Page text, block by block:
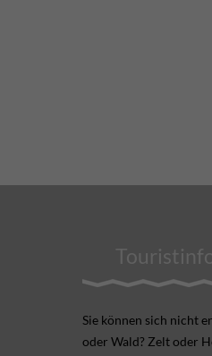
Sie können sich nicht
oder Wald? Zelt oder